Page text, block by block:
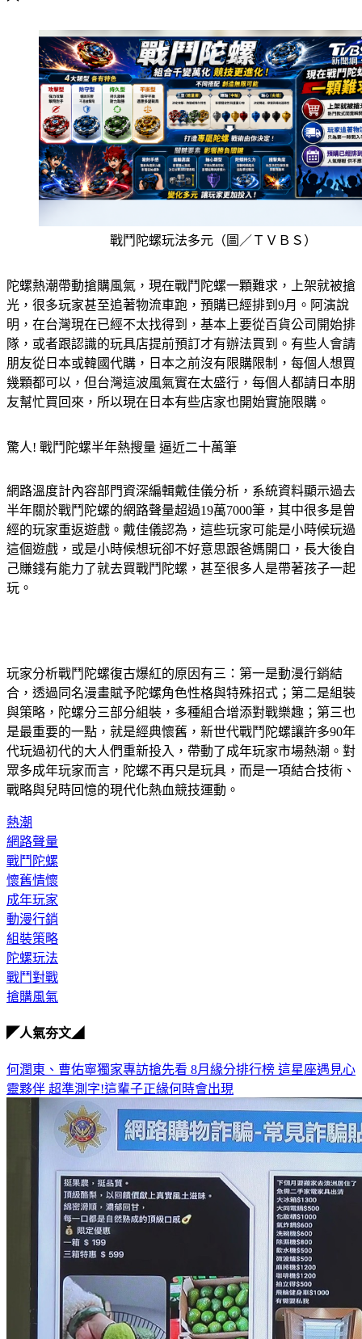
戰鬥陀螺玩法多元（圖／ＴＶＢＳ）
陀螺熱潮帶動搶購風氣，現在戰鬥陀螺一顆難求，上架就被搶
光，很多玩家甚至追著物流車跑，預購已經排到9月。阿演說
明，在台灣現在已經不太找得到，基本上要從百貨公司開始排
隊，或者跟認識的玩具店提前預訂才有辦法買到。有些人會請
朋友從日本或韓國代購，日本之前沒有限購限制，每個人想買
幾顆都可以，但台灣這波風氣實在太盛行，每個人都請日本朋
友幫忙買回來，所以現在日本有些店家也開始實施限購。
驚人! 戰鬥陀螺半年熱搜量 逼近二十萬筆
網路溫度計內容部門資深編輯戴佳儀分析，系統資料顯示過去
半年關於戰鬥陀螺的網路聲量超過19萬7000筆，其中很多是曾
經的玩家重返遊戲。戴佳儀認為，這些玩家可能是小時候玩過
這個遊戲，或是小時候想玩卻不好意思跟爸媽開口，長大後自
己賺錢有能力了就去買戰鬥陀螺，甚至很多人是帶著孩子一起
玩。
玩家分析戰鬥陀螺復古爆紅的原因有三：第一是動漫行銷結
合，透過同名漫畫賦予陀螺角色性格與特殊招式；第二是組裝
與策略，陀螺分三部分組裝，多種組合增添對戰樂趣；第三也
是最重要的一點，就是經典懷舊，新世代戰鬥陀螺讓許多90年
代玩過初代的大人們重新投入，帶動了成年玩家市場熱潮。對
眾多成年玩家而言，陀螺不再只是玩具，而是一項結合技術、
戰略與兒時回憶的現代化熱血競技運動。
熱潮
網路聲量
戰鬥陀螺
懷舊情懷
成年玩家
動漫行銷
組裝策略
陀螺玩法
戰鬥對戰
搶購風氣
◤人氣夯文◢
何潤東、曹佑寧獨家專訪搶先看 8月緣分排行榜 這星座遇見心
靈夥伴 超準測字!這輩子正緣何時會出現